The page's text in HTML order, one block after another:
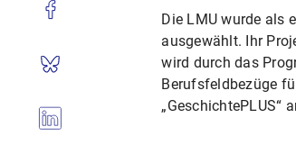
Die LMU wurde als
ausgewählt. Ihr
wird durch das
Berufsfeldbezüge
„GeschichtePLUS“